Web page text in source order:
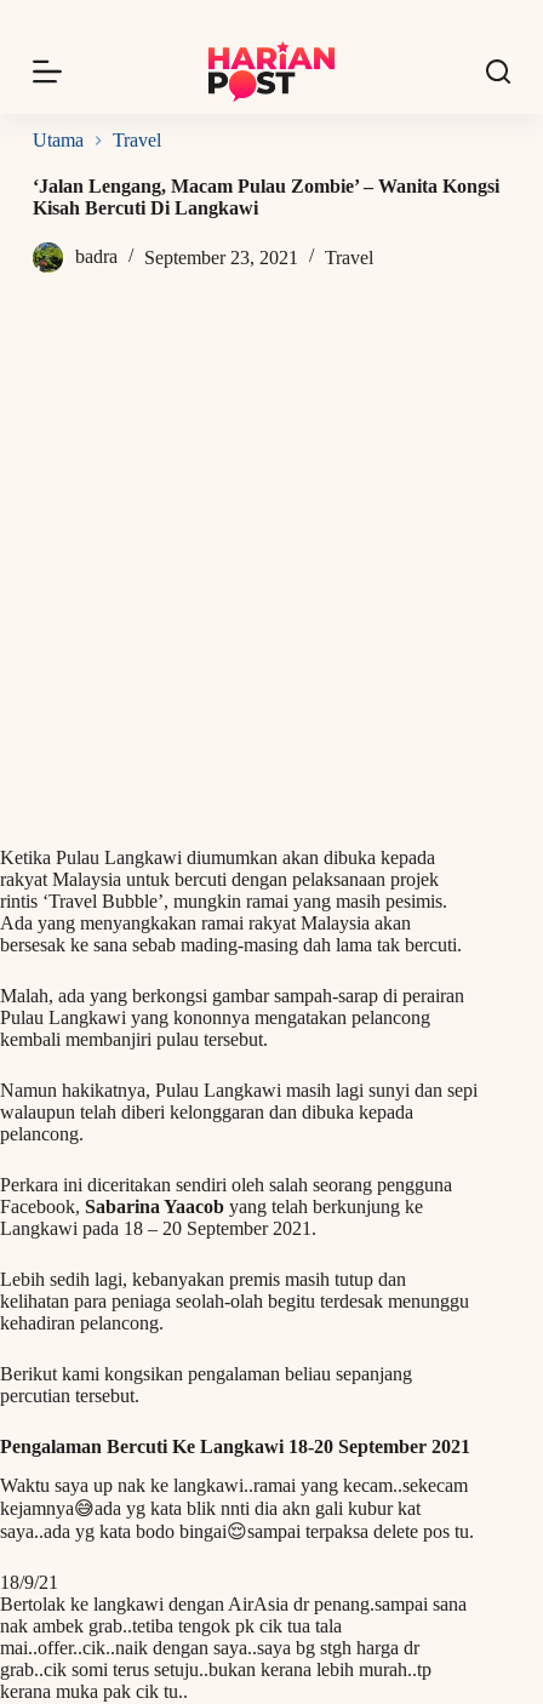
p
o
n
n
Utama Travel
‘Jalan Lengang, Macam Pulau Zombie’ – Wanita Kongsi
Kisah Bercuti Di Langkawi
badra September 23, 2021 Travel
Ketika Pulau Langkawi diumumkan akan dibuka kepada
rakyat Malaysia untuk bercuti dengan pelaksanaan projek
rintis ‘Travel Bubble’, mungkin ramai yang masih pesimis.
Ada yang menyangkakan ramai rakyat Malaysia akan
bersesak ke sana sebab mading-masing dah lama tak bercuti.
Malah, ada yang berkongsi gambar sampah-sarap di perairan
Pulau Langkawi yang kononnya mengatakan pelancong
kembali membanjiri pulau tersebut.
Namun hakikatnya, Pulau Langkawi masih lagi sunyi dan sepi
walaupun telah diberi kelonggaran dan dibuka kepada
pelancong.
Perkara ini diceritakan sendiri oleh salah seorang pengguna
Facebook, Sabarina Yaacob yang telah berkunjung ke
Langkawi pada 18 – 20 September 2021.
Lebih sedih lagi, kebanyakan premis masih tutup dan
kelihatan para peniaga seolah-olah begitu terdesak menunggu
kehadiran pelancong.
Berikut kami kongsikan pengalaman beliau sepanjang
percutian tersebut.
Pengalaman Bercuti Ke Langkawi 18-20 September 2021
Waktu saya up nak ke langkawi..ramai yang kecam..sekecam
kejamnya😅ada yg kata blik nnti dia akn gali kubur kat
saya..ada yg kata bodo bingai😌sampai terpaksa delete pos tu.
18/9/21
Bertolak ke langkawi dengan AirAsia dr penang.sampai sana
nak ambek grab..tetiba tengok pk cik tua tala
mai..offer..cik..naik dengan saya..saya bg stgh harga dr
grab..cik somi terus setuju..bukan kerana lebih murah..tp
kerana muka pak cik tu..